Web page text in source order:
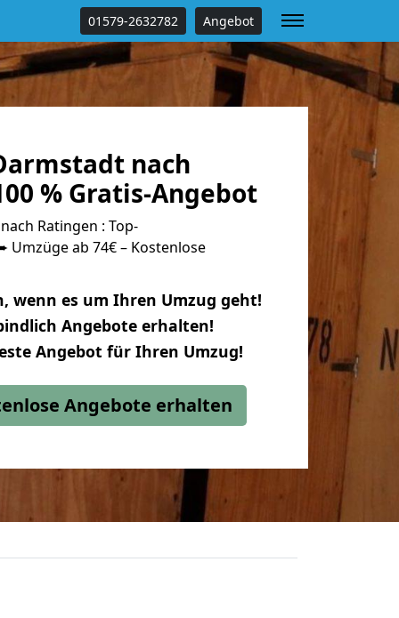
01579-2632782 Angebot
nach
% Gratis-Angebot
Ratingen : Top-
ab 74€ – Kostenlose
wenn es um Ihren Umzug geht!
Angebote erhalten!
Angebot für Ihren Umzug!
Angebote erhalten